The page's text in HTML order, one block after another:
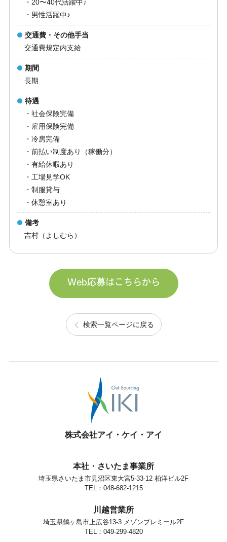
・20〜40代活躍中♪
・男性活躍中♪
交通費・その他手当
交通費規定内支給
期間
長期
待遇
・社会保険完備
・雇用保険完備
・冷房完備
・前払い制度あり（稼働分）
・有給休暇あり
・工場見学OK
・制服貸与
・休憩室あり
備考
吉村（よしむら）
Web応募はこちらから
検索一覧ページに戻る
株式会社アイ・ケイ・アイ
本社・さいたま事業所
埼玉県さいたま市見沼区東大宮5-33-12 柏洋ビル2F
TEL：048-682-1215
川越営業所
埼玉県鶴ヶ島市上広谷13-3 メゾンプレミール2F
TEL：049-299-4820